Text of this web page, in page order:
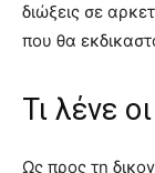
διώξεις σε
που θα
Τι λένε
Ως προς τη